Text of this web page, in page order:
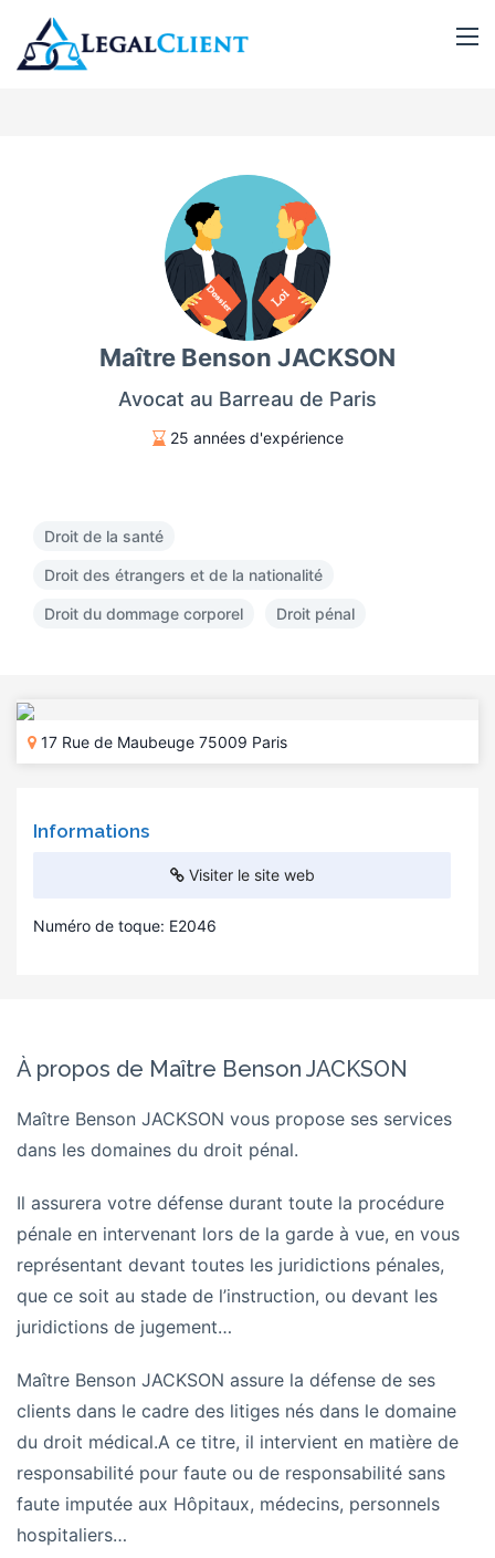
Maître Benson JACKSON
Avocat au Barreau de Paris
25 années d'expérience
Droit de la santé
Droit des étrangers et de la nationalité
Droit du dommage corporel Droit pénal
17 Rue de Maubeuge 75009 Paris
Informations
Visiter le site web
Numéro de toque: E2046
À propos de Maître Benson JACKSON
Maître Benson JACKSON vous propose ses services
dans les domaines du droit pénal.
Il assurera votre défense durant toute la procédure
pénale en intervenant lors de la garde à vue, en vous
représentant devant toutes les juridictions pénales,
que ce soit au stade de l’instruction, ou devant les
juridictions de jugement…
Maître Benson JACKSON assure la défense de ses
clients dans le cadre des litiges nés dans le domaine
du droit médical.A ce titre, il intervient en matière de
responsabilité pour faute ou de responsabilité sans
faute imputée aux Hôpitaux, médecins, personnels
hospitaliers…